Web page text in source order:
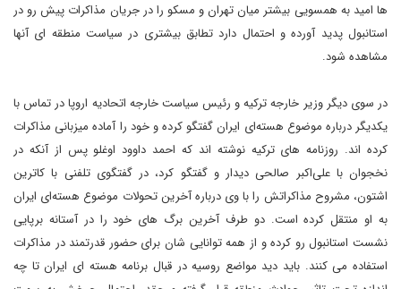
ها امید به همسویی بیشتر میان تهران و مسکو را در جریان مذاکرات پیش رو در
استانبول پدید آورده و احتمال دارد تطابق بیشتری در سیاست منطقه ای آنها
مشاهده شود.
در سوی دیگر وزیر خارجه ترکیه و رئیس سیاست خارجه اتحادیه اروپا در تماس با
یکدیگر درباره موضوع هسته‌‌ای ایران گفتگو کرده و خود را آماده میزبانی مذاکرات
کرده اند. روزنامه های ترکیه نوشته اند که احمد داوود اوغلو پس از آنکه در
نخجوان با علی‌اکبر صالحی دیدار و گفتگو کرد، در گفتگوی تلفنی با کاترین
اشتون، مشروح مذاکراتش را با وی درباره آخرین تحولات موضوع هسته‌‌ای ایران
به او منتقل کرده است. دو طرف آخرین برگ های خود را در آستانه برپایی
نشست استانبول رو کرده و از همه توانایی شان برای حضور قدرتمند در مذاکرات
استفاده می کنند. باید دید مواضع روسیه در قبال برنامه هسته ای ایران تا چه